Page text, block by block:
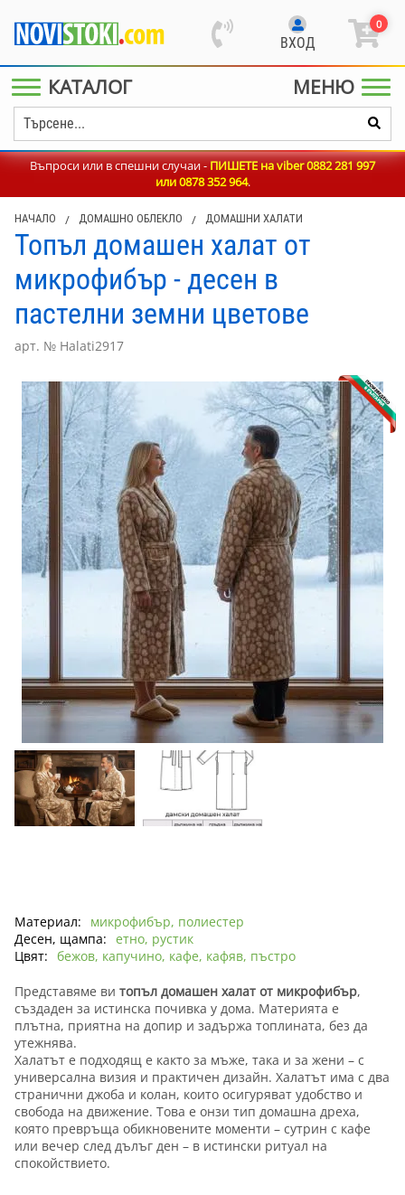
ВХОД
0
КАТАЛОГ МЕНЮ
Въпроси или в спешни случаи -ПИШЕТЕ на viber 0882 281 997
или0878 352 964.
НАЧАЛО / ДОМАШНО ОБЛЕКЛО / ДОМАШНИ ХАЛАТИ
Топъл домашен халат от
микрофибър - десен в
пастелни земни цветове
арт. № Halati2917
Материал:
микрофибър, полиестер
Десен, щампа: етно, рустик
Цвят: бежов, капучино, кафе, кафяв, пъстро
Представяме ви топъл домашен халат от микрофибър,
създаден за истинска почивка у дома. Материята е
плътна, приятна на допир и задържа топлината, без да
утежнява.
Халатът е подходящ е както за мъже, така и за жени – с
универсална визия и практичен дизайн. Халатът има с два
странични джоба и колан, които осигуряват удобство и
свобода на движение. Това е онзи тип домашна дреха,
която превръща обикновените моменти – сутрин с кафе
или вечер след дълъг ден – в истински ритуал на
спокойствието.